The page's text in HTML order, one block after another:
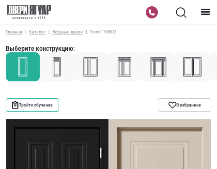
Главная Каталог Входные двери Trend 198802
Выберите конструкцию:
Пройти обучение В избранное